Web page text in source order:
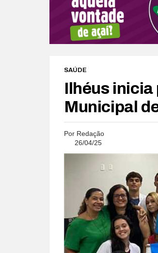
SAÚDE
Ilhéus
Municipal
Por Redação
26/04/25